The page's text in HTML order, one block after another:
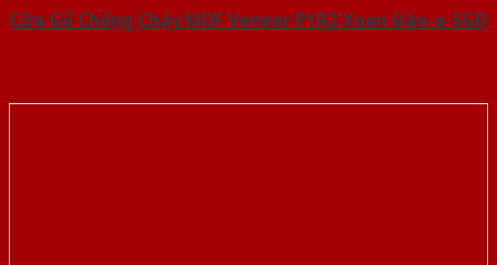
Cửa Gỗ Chống Cháy MDF Veneer P1R2 Xoan Đào-a-SGD